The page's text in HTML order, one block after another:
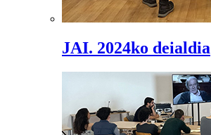
JAI. 2024ko deialdia